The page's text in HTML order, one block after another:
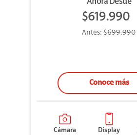
Ahora Desde
$619.990
Antes:$699.990
Conoce más
Cámara
Display